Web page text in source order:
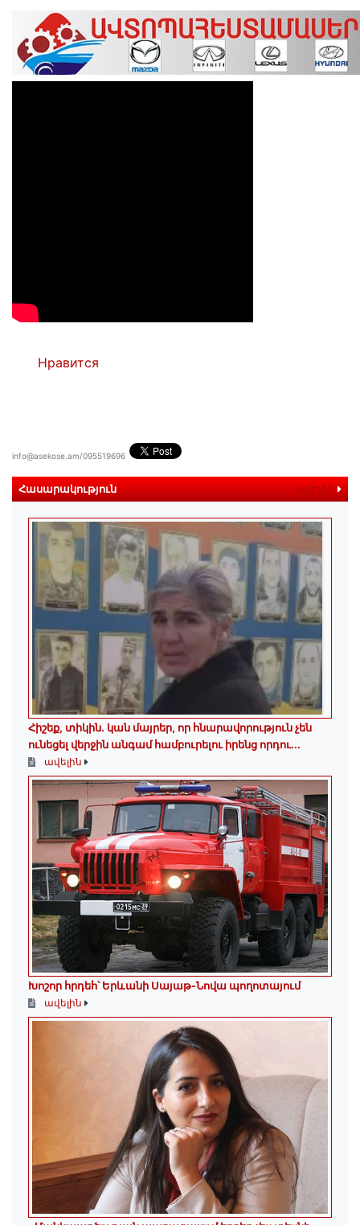
Нравится
info@asekose.am/095519696
Հասարակություն ավելին
Հիշեք, տիկին․ կան մայրեր, որ հնարավորություն չեն
ունեցել վերջին անգամ համբուրելու իրենց որդու...
ավելին
Խոշոր հրդեհ՝ Երևանի Սայաթ-Նովա պողոտայում
ավելին